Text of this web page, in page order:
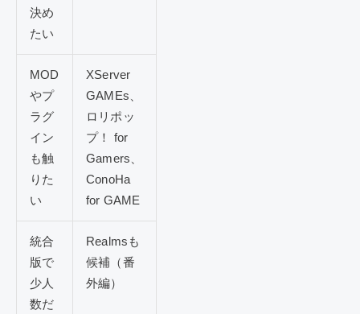
決め
たい
MOD
やプ
ラグ
イン
も触
りた
い
XServer
GAMEs、
ロリポッ
プ！ for
Gamers、
ConoHa
for GAME
統合
版で
少人
数だ
Realmsも
候補（番
外編）